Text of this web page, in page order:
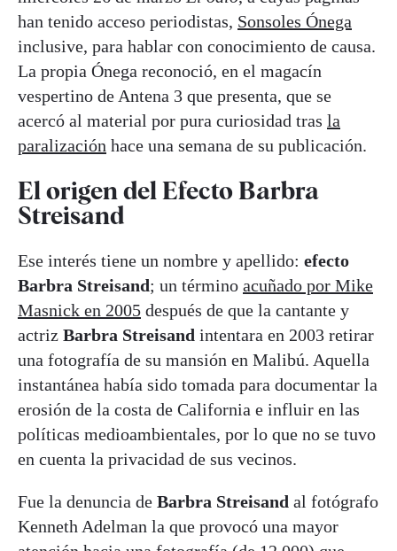
han tenido acceso periodistas, Sonsoles Ónega
inclusive, para hablar con conocimiento de causa.
La propia Ónega reconoció, en el magacín
vespertino de Antena 3 que presenta, que se
acercó al material por pura curiosidad tras la
paralización hace una semana de su publicación.
El origen del Efecto Barbra
Streisand
Ese interés tiene un nombre y apellido: efecto
Barbra Streisand; un término acuñado por Mike
Masnick en 2005 después de que la cantante y
actriz Barbra Streisand intentara en 2003 retirar
una fotografía de su mansión en Malibú. Aquella
instantánea había sido tomada para documentar la
erosión de la costa de California e influir en las
políticas medioambientales, por lo que no se tuvo
en cuenta la privacidad de sus vecinos.
Fue la denuncia de Barbra Streisand al fotógrafo
Kenneth Adelman la que provocó una mayor